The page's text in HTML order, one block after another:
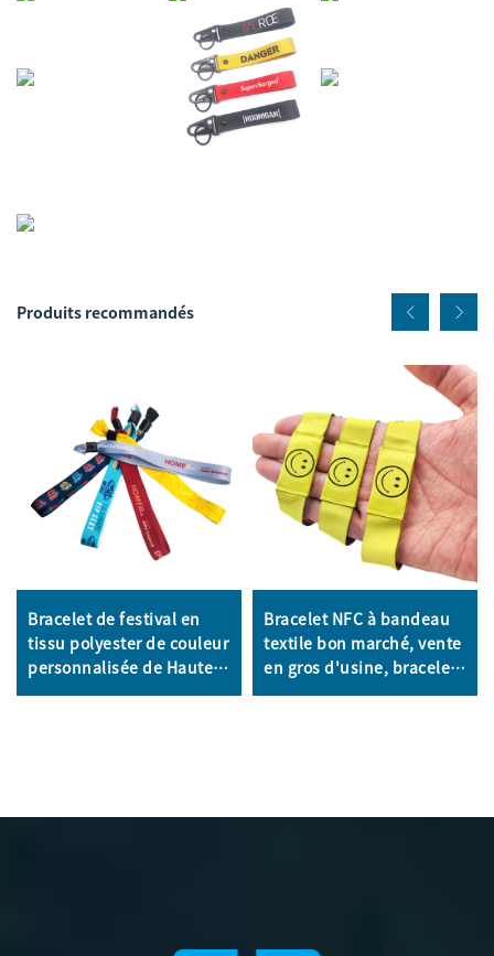
Produits recommandés
Bracelet de festival en
tissu polyester de couleur
personnalisée de Haute
Qualité, Bracelets en
Bracelet NFC à bandeau
textile bon marché, vente
en gros d'usine, bracelet
RFID, étiquette NFC 13,56